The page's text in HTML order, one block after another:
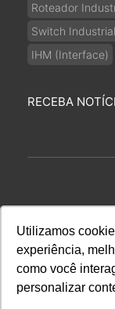
Utilizamos
experiência,
como você
personalizar
Roteador
Switch Industrial
IHM (Interface)
RECEBA
Copyright 2026
65.670.424/